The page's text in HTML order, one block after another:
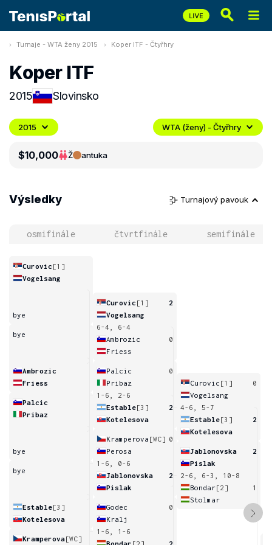
Turnaje - WTA ženy 2015 Koper ITF - Čtyřhry
Koper ITF
2015 Slovinsko
2015 WTA (ženy) - Čtyřhry
$10,000 Ž antuka
Výsledky Turnajový pavouk
osmifinále čtvrtfinále semifinále
Curovic [1]
Vogelsang
bye
bye
Ambrozic
Friess
Palcic
Pribaz
bye
bye
Estable[3]
Kotelesova
Kramperova[WC]
Curovic [1]
2
Vogelsang
6-4, 6-4
Ambrozic
0
Friess
Palcic
0
Pribaz
1-6, 2-6
Estable[3]
2
Kotelesova
Kramperova [WC] 0
Perosa
1-6, 0-6
Jablonovska
2
Pislak
Godec
0
Kralj
1-6, 1-6
Bondar [2]
2
Curovic [1]
0
Vogelsang
4-6, 5-7
Estable[3]
2
Kotelesova
Jablonovska
2
Pislak
2-6, 6-3, 10-8
Bondar[2]
1
Stolmar